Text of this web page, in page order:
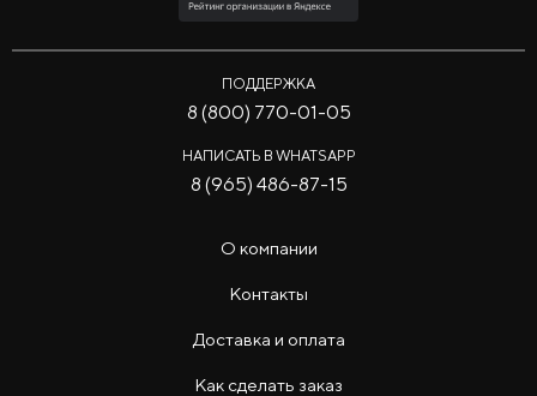
ПОДДЕРЖКА
8 (800) 770-01-05
НАПИСАТЬ В WHATSAPP
8 (965) 486-87-15
О компании
Контакты
Доставка и оплата
Как сделать заказ